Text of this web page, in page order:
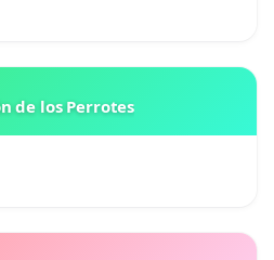
de los Perrotes